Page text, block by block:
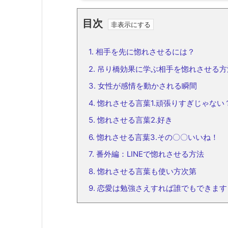
目次
1. 相手を先に惚れさせるには？
2. 吊り橋効果に学ぶ相手を惚れさせる
3. 女性が感情を動かされる瞬間
4. 惚れさせる言葉1.頑張りすぎじゃない
5. 惚れさせる言葉2.好き
6. 惚れさせる言葉3.その〇〇いいね！
7. 番外編：LINEで惚れさせる方法
8. 惚れさせる言葉も使い方次第
9. 恋愛は勉強さえすれば誰でもできます